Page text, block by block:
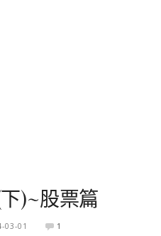
)~股票篇
03-01 1